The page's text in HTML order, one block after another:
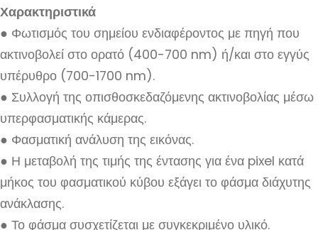
Χαρακτηριστικά
● Φωτισμός του σημείου ενδιαφέροντος με πηγή που
ακτινοβολεί στο ορατό (400-700 nm) ή/και στο εγγύς
υπέρυθρο (700-1700 nm).
● Συλλογή της οπισθοσκεδαζόμενης ακτινοβολίας μέσω
υπερφασματικής κάμερας.
● Φασματική ανάλυση της εικόνας.
● Η μεταβολή της τιμής της έντασης για ένα pixel κατά
μήκος του φασματικού κύβου εξάγει το φάσμα διάχυτης
ανάκλασης.
● Το φάσμα συσχετίζεται με συγκεκριμένο υλικό.